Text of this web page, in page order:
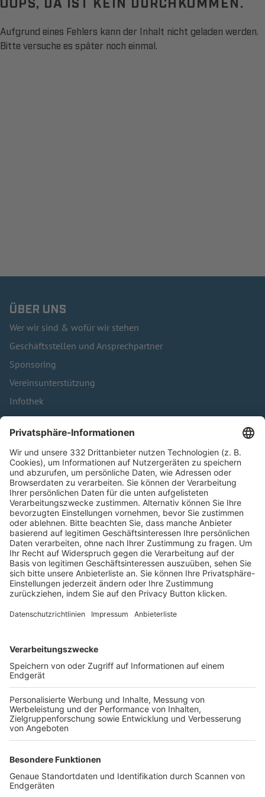
Aufgrund eines Fehlers kann der Inhalt nicht geladen werden.
Bitte versuche es später noch einmal.
ÜBER UNS
Wer wir sind & wofür wir stehen
Geschäftsstellen und Ansprechpartner
Sponsoring
Vereinsunterstützung
Infothek
Kontakt
HÄUFIG BESUCHTE SEITEN
Pässe und Vereinswechsel
Trainerausbildung
Schulungsangebot Vereinsmitarbeiter
BFV-Geschäftsstellen
Trainerbörse
Login SpielPlus
FOLGE DEM BFV
TOP-VEREINE
TOP-PARTNER